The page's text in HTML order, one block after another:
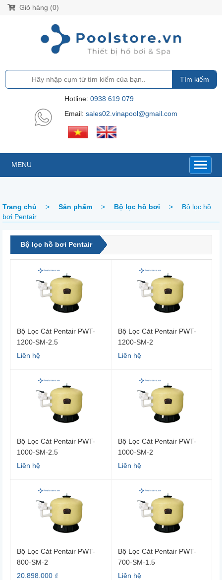
Giỏ hàng (0)
Tìm kiếm
Hotline: 0938 619 079
Email: sales02.vinapool@gmail.com
MENU
Trang chủ > Sản phẩm > Bộ lọc hồ bơi >
Bộ lọc hồ
bơi Pentair
Bộ lọc hồ bơi Pentair
Bộ Lọc Cát Pentair PWT-
1200-SM-2.5
Liên hệ
Bộ Lọc Cát Pentair PWT-
1200-SM-2
Liên hệ
Bộ Lọc Cát Pentair PWT-
1000-SM-2.5
Liên hệ
Bộ Lọc Cát Pentair PWT-
1000-SM-2
Liên hệ
Bộ Lọc Cát Pentair PWT-
800-SM-2
20.898.000 ₫
Bộ Lọc Cát Pentair PWT-
700-SM-1.5
Liên hệ